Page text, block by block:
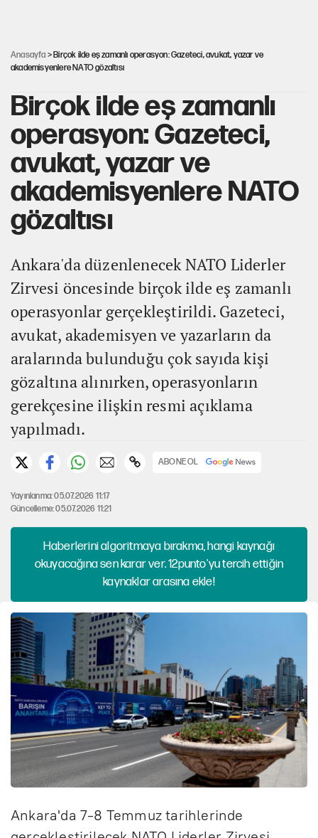
Anasayfa > Birçok ilde eş zamanlı operasyon: Gazeteci, avukat, yazar ve
akademisyenlere NATO gözaltısı
Birçok ilde eş zamanlı
operasyon: Gazeteci,
avukat, yazar ve
akademisyenlere NATO
gözaltısı
Ankara'da düzenlenecek NATO Liderler
Zirvesi öncesinde birçok ilde eş zamanlı
operasyonlar gerçekleştirildi. Gazeteci,
avukat, akademisyen ve yazarların da
aralarında bulunduğu çok sayıda kişi
gözaltına alınırken, operasyonların
gerekçesine ilişkin resmi açıklama
yapılmadı.
ABONE OL
Yayınlanma: 05.07.2026 11:17
Güncelleme: 05.07.2026 11:21
Haberlerini algoritmaya bırakma, hangi kaynağı
okuyacağına sen karar ver. 12punto'yu tercih ettiğin
kaynaklar arasına ekle!
Ankara'da 7-8 Temmuz tarihlerinde